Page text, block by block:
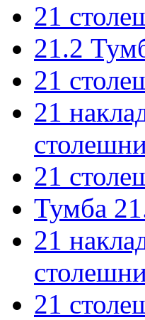
21
21.2
21
21
21
Тумба
21
21